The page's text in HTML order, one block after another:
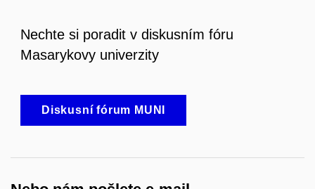
Nechte si poradit v diskusním fóru
Masarykovy univerzity
Diskusní fórum MUNI